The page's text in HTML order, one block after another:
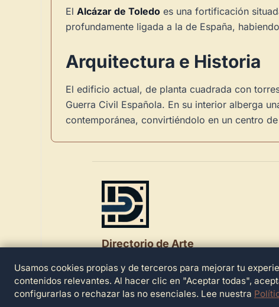
El Alcázar de Toledo es una fortificación
profundamente ligada a la de España,
Arquitectura e Historia
El edificio actual, de planta cuadrada con
Guerra Civil Española. En su interior alberga
contemporánea, convirtiéndolo en un centro
Directorio de Arte
© 2026 Directorio de Arte. Todos los
reservados.
Usamos cookies propias y de terceros para mejorar tu
contenidos relevantes. Al hacer clic en "Aceptar todas",
configurarlas o rechazar las no esenciales. Lee nuestra